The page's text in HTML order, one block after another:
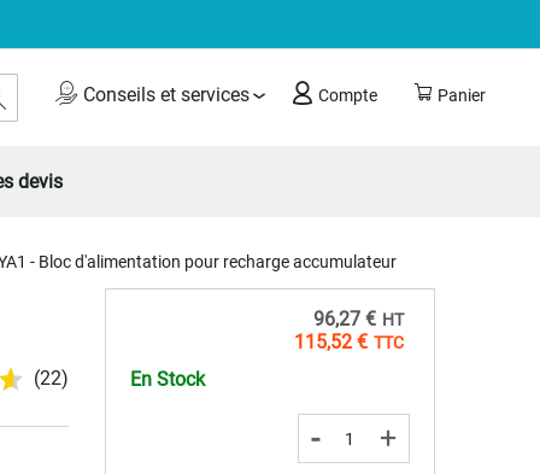
Panier
Conseils et services Compte
Rechercher
devis
- Bloc d'alimentation pour recharge accumulateur
(22)
115,52 €
96,27 €
En Stock
- +